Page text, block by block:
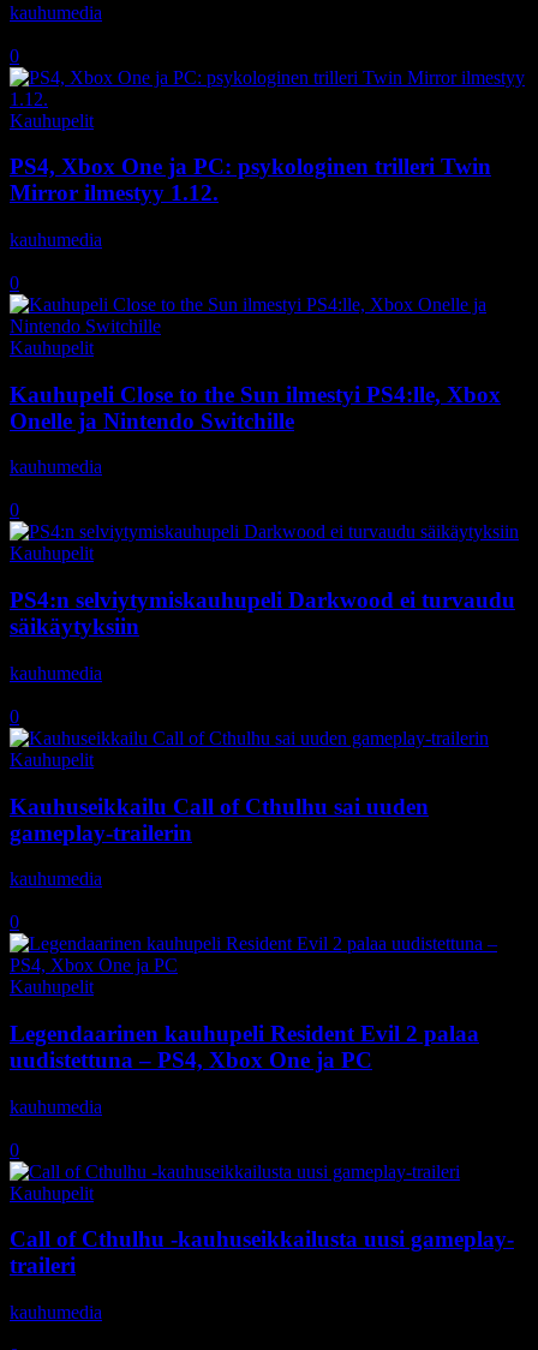
kauhumedia
0
Kauhupelit
PS4, Xbox One ja PC: psykologinen trilleri Twin
Mirror ilmestyy 1.12.
kauhumedia
0
Kauhupelit
Kauhupeli Close to the Sun ilmestyi PS4:lle, Xbox
Onelle ja Nintendo Switchille
kauhumedia
0
Kauhupelit
PS4:n selviytymiskauhupeli Darkwood ei turvaudu
säikäytyksiin
kauhumedia
0
Kauhupelit
Kauhuseikkailu Call of Cthulhu sai uuden
gameplay-trailerin
kauhumedia
0
Kauhupelit
Legendaarinen kauhupeli Resident Evil 2 palaa
uudistettuna – PS4, Xbox One ja PC
kauhumedia
0
Kauhupelit
Call of Cthulhu -kauhuseikkailusta uusi gameplay-
traileri
kauhumedia